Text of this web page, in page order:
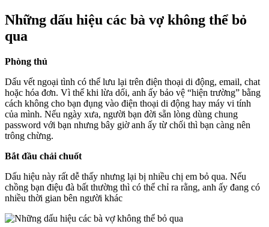
Những dấu hiệu các bà vợ không thể bỏ
qua
Phòng thủ
Dấu vết ngoại tình có thể lưu lại trên điện thoại di động, email, chat
hoặc hóa đơn. Vì thế khi lừa dối, anh ấy bảo vệ “hiện trường” bằng
cách không cho bạn đụng vào điện thoại di động hay máy vi tính
của mình. Nếu ngày xưa, người bạn đời sẵn lòng dùng chung
password với bạn nhưng bây giờ anh ấy từ chối thì bạn càng nên
trông chừng.
Bắt đầu chải chuốt
Dấu hiệu này rất dễ thấy nhưng lại bị nhiều chị em bỏ qua. Nếu
chồng bạn điệu đà bất thường thì có thể chỉ ra rằng, anh ấy đang có
nhiều thời gian bên người khác